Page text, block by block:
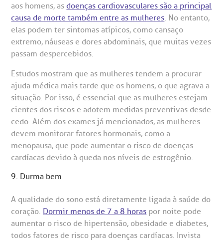
aos homens, asdoenças cardiovasculares são a principal
causa de morte também entre as mulheres. No entanto,
elas podem ter sintomas atípicos, como cansaço
extremo, náuseas e dores abdominais, que muitas vezes
passam despercebidos.
Estudos mostram que as mulheres tendem a procurar
ajuda médica mais tarde que os homens, o que agrava a
situação. Por isso, é essencial que as mulheres estejam
cientes dos riscos e adotem medidas preventivas desde
cedo. Além dos exames já mencionados, as mulheres
devem monitorar fatores hormonais, como a
menopausa, que pode aumentar o risco de doenças
cardíacas devido à queda nos níveis de estrogênio.
9. Durma bem
A qualidade do sono está diretamente ligada à saúde do
coração. Dormir menos de 7 a 8 horas por noite pode
aumentar o risco de hipertensão, obesidade e diabetes,
todos fatores de risco para doenças cardíacas. Invista